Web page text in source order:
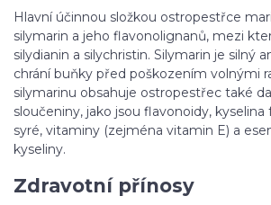
Hlavní účinnou složkou ostropestřce
silymarin a jeho flavonolignanů, mezi
silydianin a silychristin. Silymarin je silný
chrání buňky před poškozením volnými
silymarinu obsahuje ostropestřec také
sloučeniny, jako jsou flavonoidy, kyselina
syré, vitaminy (zejména vitamin E) a
kyseliny.
Zdravotní přínosy